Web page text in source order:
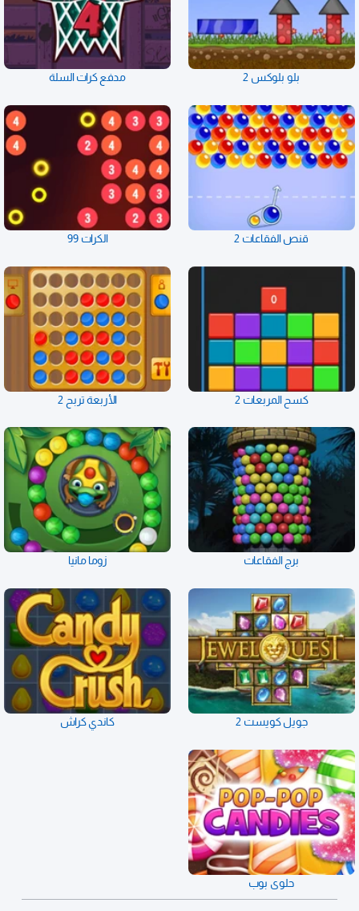
بلو بلوكس 2 مدفع كرات السلة
قنص الفقاعات 2 الكرات 99
كسح المربعات 2 الأربعة تربح 2
برج الفقاعات زوما مانيا
جويل كويست 2 كاندي كراش
حلوى بوب